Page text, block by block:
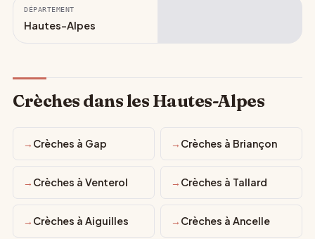
DÉPARTEMENT
Hautes-Alpes
Crèches dans les Hautes-Alpes
Crèches à Gap Crèches à Briançon
Crèches à Venterol Crèches à Tallard
Crèches à Aiguilles Crèches à Ancelle